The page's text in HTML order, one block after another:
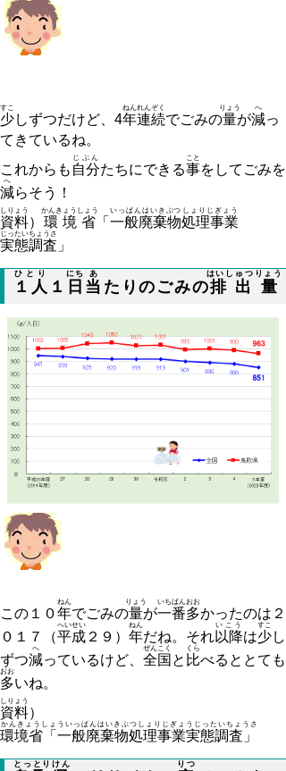
少
すこ
しずつだけど、4年
ねん
連続
れんぞく
でごみの量
りょう
が減
へ
っ
てきているね。
これからも 自分
じぶん
たちにできる事
こと
をしてごみを
減
へ
らそう！
資料
しりょう
） 環境省
かんきょうしょう
「 一般廃棄物
いっぱんはいきぶつ
処理事業
しょりじぎょう
実態調査
じったいちょうさ
」
１人
ひとり
１ 日
にち
当
あ
たりのごみの排出量
はいしゅつりょう
この１０年
ねん
でごみの量
りょう
が一番
いちばん
多
おお
かったのは２
０１７（平成
へいせい
２９） 年
ねん
だね。それ以降
いこう
は少
すこ
し
ずつ減
へ
っているけど、 全国
ぜんこく
と 比
くら
べるととても
多
おお
いね。
資料
しりょう
）
環境省「一般廃棄物処理事業実態調査」
かんきょうしょういっぱんはいきぶつしょりじぎょうじったいちょうさ
とっとりけん りつ